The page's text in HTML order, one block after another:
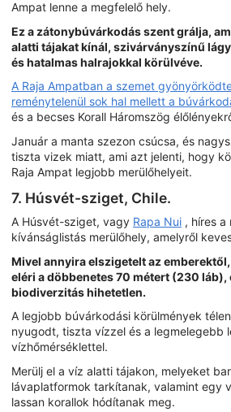
Ampat lenne a megfelelő hely.
Ez a zátonybúvárkodás szent grálja,
alatti tájakat kínál, szivárványszínű
és hatalmas halrajokkal körülvéve.
A Raja Ampatban a szemet
reménytelenül sok hal mellett a
és a becses Korall Háromszög
Január a manta szezon csúcsa, és
tiszta vizek miatt, ami azt jelenti, hogy
Raja Ampat legjobb merülőhelyeit.
7. Húsvét-sziget, Chile.
A Húsvét-sziget, vagy Rapa Nui , híres a
kívánságlistás merülőhely, amelyről
Mivel annyira elszigetelt az
eléri a döbbenetes 70 métert (230 láb),
biodiverzitás hihetetlen.
A legjobb búvárkodási körülmények
nyugodt, tiszta vízzel és a legmelegebb
vízhőmérséklettel.
Merülj el a víz alatti tájakon, melyeket
lávaplatformok tarkítanak, valamint egy
lassan korallok hódítanak meg.